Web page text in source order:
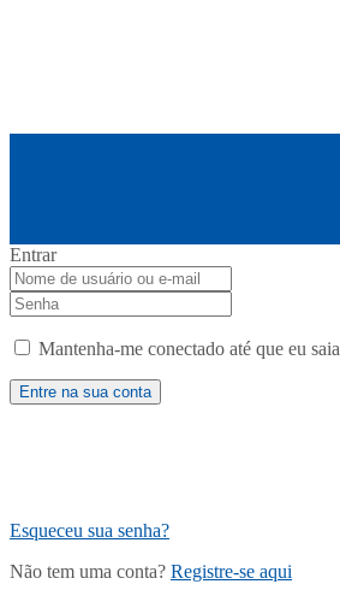
Entrar
Mantenha-me conectado até que eu saia
Esqueceu sua senha?
Não tem uma conta? Registre-se aqui